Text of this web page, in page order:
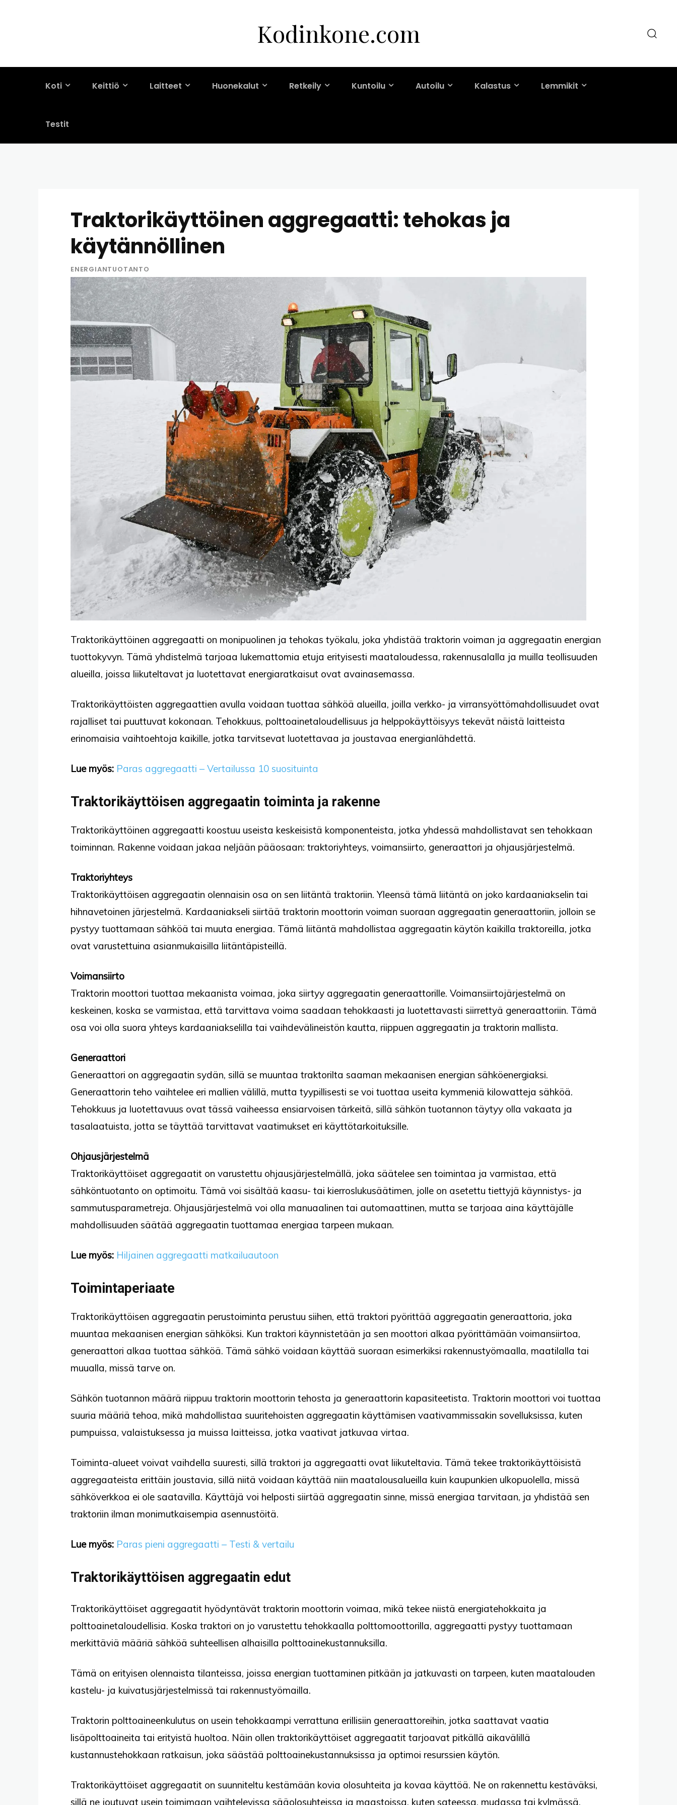
Kodinkone.com
Koti Keittiö Laitteet Huonekalut Retkeily Kuntoilu Autoilu Kalastus Lemmikit
Testit
Traktorikäyttöinen aggregaatti: tehokas ja
käytännöllinen
ENERGIANTUOTANTO
Traktorikäyttöinen aggregaatti on monipuolinen ja tehokas työkalu, joka yhdistää traktorin voiman ja aggregaatin energian
tuottokyvyn. Tämä yhdistelmä tarjoaa lukemattomia etuja erityisesti maataloudessa, rakennusalalla ja muilla teollisuuden
alueilla, joissa liikuteltavat ja luotettavat energiaratkaisut ovat avainasemassa.
Traktorikäyttöisten aggregaattien avulla voidaan tuottaa sähköä alueilla, joilla verkko- ja virransyöttömahdollisuudet ovat
rajalliset tai puuttuvat kokonaan. Tehokkuus, polttoainetaloudellisuus ja helppokäyttöisyys tekevät näistä laitteista
erinomaisia vaihtoehtoja kaikille, jotka tarvitsevat luotettavaa ja joustavaa energianlähdettä.
Lue myös: Paras aggregaatti – Vertailussa 10 suosituinta
Traktorikäyttöisen aggregaatin toiminta ja rakenne
Traktorikäyttöinen aggregaatti koostuu useista keskeisistä komponenteista, jotka yhdessä mahdollistavat sen tehokkaan
toiminnan. Rakenne voidaan jakaa neljään pääosaan: traktoriyhteys, voimansiirto, generaattori ja ohjausjärjestelmä.
Traktoriyhteys
Traktorikäyttöisen aggregaatin olennaisin osa on sen liitäntä traktoriin. Yleensä tämä liitäntä on joko kardaaniakselin tai
hihnavetoinen järjestelmä. Kardaaniakseli siirtää traktorin moottorin voiman suoraan aggregaatin generaattoriin, jolloin se
pystyy tuottamaan sähköä tai muuta energiaa. Tämä liitäntä mahdollistaa aggregaatin käytön kaikilla traktoreilla, jotka
ovat varustettuina asianmukaisilla liitäntäpisteillä.
Voimansiirto
Traktorin moottori tuottaa mekaanista voimaa, joka siirtyy aggregaatin generaattorille. Voimansiirtojärjestelmä on
keskeinen, koska se varmistaa, että tarvittava voima saadaan tehokkaasti ja luotettavasti siirrettyä generaattoriin. Tämä
osa voi olla suora yhteys kardaaniakselilla tai vaihdevälineistön kautta, riippuen aggregaatin ja traktorin mallista.
Generaattori
Generaattori on aggregaatin sydän, sillä se muuntaa traktorilta saaman mekaanisen energian sähköenergiaksi.
Generaattorin teho vaihtelee eri mallien välillä, mutta tyypillisesti se voi tuottaa useita kymmeniä kilowatteja sähköä.
Tehokkuus ja luotettavuus ovat tässä vaiheessa ensiarvoisen tärkeitä, sillä sähkön tuotannon täytyy olla vakaata ja
tasalaatuista, jotta se täyttää tarvittavat vaatimukset eri käyttötarkoituksille.
Ohjausjärjestelmä
Traktorikäyttöiset aggregaatit on varustettu ohjausjärjestelmällä, joka säätelee sen toimintaa ja varmistaa, että
sähköntuotanto on optimoitu. Tämä voi sisältää kaasu- tai kierroslukusäätimen, jolle on asetettu tiettyjä käynnistys- ja
sammutusparametreja. Ohjausjärjestelmä voi olla manuaalinen tai automaattinen, mutta se tarjoaa aina käyttäjälle
mahdollisuuden säätää aggregaatin tuottamaa energiaa tarpeen mukaan.
Lue myös: Hiljainen aggregaatti matkailuautoon
Toimintaperiaate
Traktorikäyttöisen aggregaatin perustoiminta perustuu siihen, että traktori pyörittää aggregaatin generaattoria, joka
muuntaa mekaanisen energian sähköksi. Kun traktori käynnistetään ja sen moottori alkaa pyörittämään voimansiirtoa,
generaattori alkaa tuottaa sähköä. Tämä sähkö voidaan käyttää suoraan esimerkiksi rakennustyömaalla, maatilalla tai
muualla, missä tarve on.
Sähkön tuotannon määrä riippuu traktorin moottorin tehosta ja generaattorin kapasiteetista. Traktorin moottori voi tuottaa
suuria määriä tehoa, mikä mahdollistaa suuritehoisten aggregaatin käyttämisen vaativammissakin sovelluksissa, kuten
pumpuissa, valaistuksessa ja muissa laitteissa, jotka vaativat jatkuvaa virtaa.
Toiminta-alueet voivat vaihdella suuresti, sillä traktori ja aggregaatti ovat liikuteltavia. Tämä tekee traktorikäyttöisistä
aggregaateista erittäin joustavia, sillä niitä voidaan käyttää niin maatalousalueilla kuin kaupunkien ulkopuolella, missä
sähköverkkoa ei ole saatavilla. Käyttäjä voi helposti siirtää aggregaatin sinne, missä energiaa tarvitaan, ja yhdistää sen
traktoriin ilman monimutkaisempia asennustöitä.
Lue myös: Paras pieni aggregaatti – Testi & vertailu
Traktorikäyttöisen aggregaatin edut
Traktorikäyttöiset aggregaatit hyödyntävät traktorin moottorin voimaa, mikä tekee niistä energiatehokkaita ja
polttoainetaloudellisia. Koska traktori on jo varustettu tehokkaalla polttomoottorilla, aggregaatti pystyy tuottamaan
merkittäviä määriä sähköä suhteellisen alhaisilla polttoainekustannuksilla.
Tämä on erityisen olennaista tilanteissa, joissa energian tuottaminen pitkään ja jatkuvasti on tarpeen, kuten maatalouden
kastelu- ja kuivatusjärjestelmissä tai rakennustyömailla.
Traktorin polttoaineenkulutus on usein tehokkaampi verrattuna erillisiin generaattoreihin, jotka saattavat vaatia
lisäpolttoaineita tai erityistä huoltoa. Näin ollen traktorikäyttöiset aggregaatit tarjoavat pitkällä aikavälillä
kustannustehokkaan ratkaisun, joka säästää polttoainekustannuksissa ja optimoi resurssien käytön.
Traktorikäyttöiset aggregaatit on suunniteltu kestämään kovia olosuhteita ja kovaa käyttöä. Ne on rakennettu kestäväksi,
sillä ne joutuvat usein toimimaan vaihtelevissa sääolosuhteissa ja maastoissa, kuten sateessa, mudassa tai kylmässä.